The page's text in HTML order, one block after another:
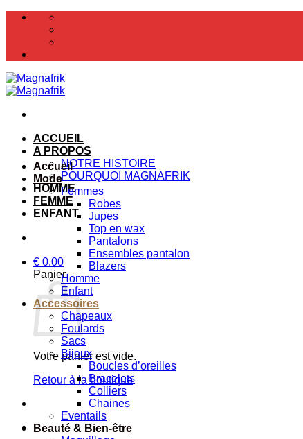
Passer
ACCUEIL
A PROPOS
NOTRE HISTOIRE
POURQUOI MAGNAFRIK
HOMME
FEMME
ENFANT
€ 0.00
Panier
Votre panier est vide.
Retour à la boutique
Accueil
Mode
Femmes
Robes
Jupes
Top en wax
Pantalons
Ensembles pantalon
Blazers
Homme
Enfant
Accessoires
Chapeaux
Foulards
Sacs
Bijoux
Boucles d’oreilles
Bracelets
Colliers
Chaines
Eventails
Beauté & Bien-être